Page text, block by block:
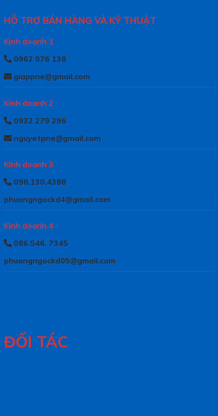
HỖ TRỢ BÁN HÀNG VÀ KỸ THUẬT
Kinh doanh 1
0962 076 138
giappne@gmail.com
Kinh doanh 2
0932 279 296
nguyetpne@gmail.com
Kinh doanh 3
098.130.4388
phuongngockd4@gmail.com
Kinh doanh 4
086.546. 7345
phuongngockd05@gmail.com
ĐỐI TÁC